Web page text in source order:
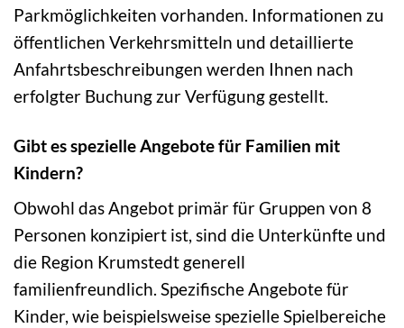
Parkmöglichkeiten vorhanden. Informationen zu
öffentlichen Verkehrsmitteln und detaillierte
Anfahrtsbeschreibungen werden Ihnen nach
erfolgter Buchung zur Verfügung gestellt.
Gibt es spezielle Angebote für Familien mit
Kindern?
Obwohl das Angebot primär für Gruppen von 8
Personen konzipiert ist, sind die Unterkünfte und
die Region Krumstedt generell
familienfreundlich. Spezifische Angebote für
Kinder, wie beispielsweise spezielle Spielbereiche